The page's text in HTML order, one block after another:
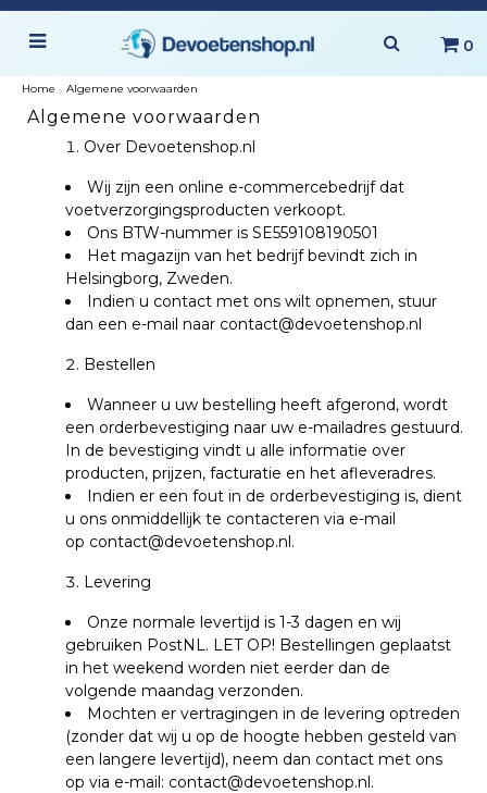
0
Home › Algemene voorwaarden
Algemene voorwaarden
Over Devoetenshop.nl
Wij zijn een online e-commercebedrijf dat
voetverzorgingsproducten verkoopt.
Ons BTW-nummer is SE559108190501
Het magazijn van het bedrijf bevindt zich in
Helsingborg, Zweden.
Indien u contact met ons wilt opnemen, stuur
dan een e-mail naar contact@devoetenshop.nl
Bestellen
Wanneer u uw bestelling heeft afgerond, wordt
een orderbevestiging naar uw e-mailadres gestuurd.
In de bevestiging vindt u alle informatie over
producten, prijzen, facturatie en het afleveradres.
Indien er een fout in de orderbevestiging is, dient
u ons onmiddellijk te contacteren via e-mail
op contact@devoetenshop.nl.
Levering
Onze normale levertijd is 1-3 dagen en wij
gebruiken PostNL. LET OP! Bestellingen geplaatst
in het weekend worden niet eerder dan de
volgende maandag verzonden.
Mochten er vertragingen in de levering optreden
(zonder dat wij u op de hoogte hebben gesteld van
een langere levertijd), neem dan contact met ons
op via e-mail: contact@devoetenshop.nl.